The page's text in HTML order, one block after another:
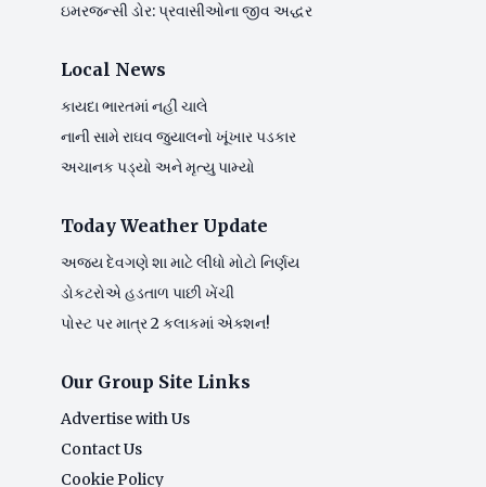
ઇમરજન્સી ડોર: પ્રવાસીઓના જીવ અદ્ધર
Local News
કાયદા ભારતમાં નહીં ચાલે
નાની સામે રાઘવ જુયાલનો ખૂંખાર પડકાર
અચાનક પડ્યો અને મૃત્યુ પામ્યો
Today Weather Update
અજય દેવગણે શા માટે લીધો મોટો નિર્ણય
ડોકટરોએ હડતાળ પાછી ખેંચી
પોસ્ટ પર માત્ર 2 કલાકમાં એક્શન!
Our Group Site Links
Advertise with Us
Contact Us
Cookie Policy